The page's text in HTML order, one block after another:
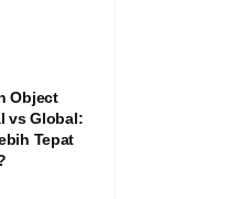
Object
vs Global:
Tepat